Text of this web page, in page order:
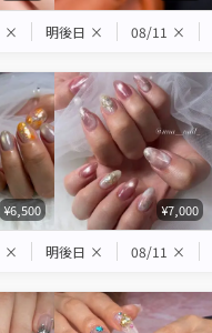
× 明後日 × 08/11 ×
¥6,500 ¥7,000
× 明後日 × 08/11 ×